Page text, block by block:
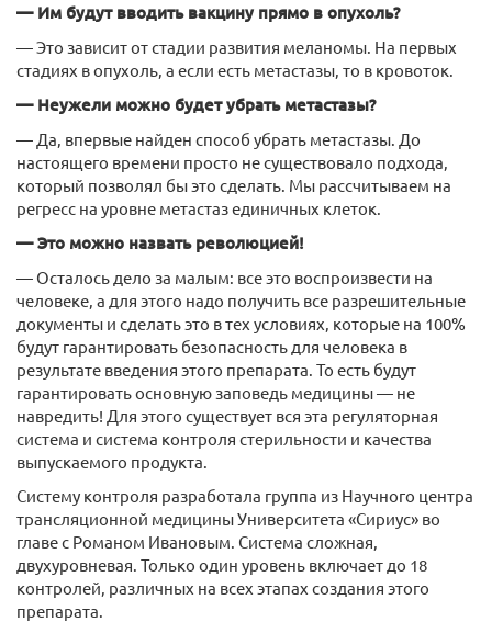
— Им будут вводить вакцину прямо в опухоль?
— Это зависит от стадии развития меланомы. На первых
стадиях в опухоль, а если есть метастазы, то в кровоток.
— Неужели можно будет убрать метастазы?
— Да, впервые найден способ убрать метастазы. До
настоящего времени просто не существовало подхода,
который позволял бы это сделать. Мы рассчитываем на
регресс на уровне метастаз единичных клеток.
— Это можно назвать революцией!
— Осталось дело за малым: все это воспроизвести на
человеке, а для этого надо получить все разрешительные
документы и сделать это в тех условиях, которые на 100%
будут гарантировать безопасность для человека в
результате введения этого препарата. То есть будут
гарантировать основную заповедь медицины — не
навредить! Для этого существует вся эта регуляторная
система и система контроля стерильности и качества
выпускаемого продукта.
Систему контроля разработала группа из Научного центра
трансляционной медицины Университета «Сириус» во
главе с Романом Ивановым. Система сложная,
двухуровневая. Только один уровень включает до 18
контролей, различных на всех этапах создания этого
препарата.